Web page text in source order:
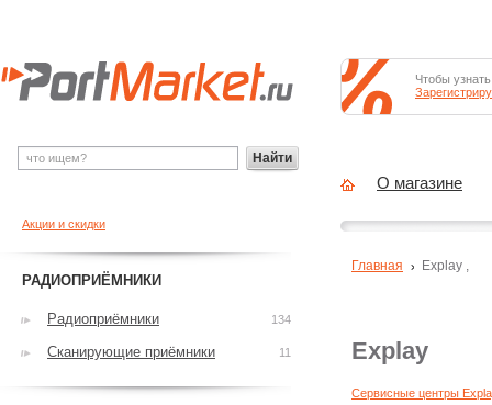
Explay
Сервисные центры
Главная Explay ,
Акции и скидки
РАДИОПРИЁМНИКИ
Радиоприёмники 134
Сканирующие приёмники 11
Найти
Чтобы
О магазине